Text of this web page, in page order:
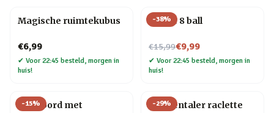
Magische ruimtekubus
€6,99
✔ Voor 22:45 besteld, morgen in
huis!
-38%
Mystic 8 ball
€15,99
Nu voor€9,99
✔ Voor 22:45 besteld, morgen in
huis!
-15%
Pizzabord met
-29%
Emmentaler raclette